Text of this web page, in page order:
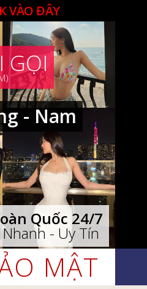
VÀO ĐÂY
- Nam
GỌI
Quốc 24/7
- Uy Tín
MẬT